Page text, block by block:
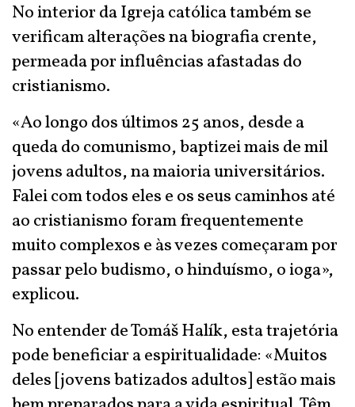
No interior da Igreja católica também se
verificam alterações na biografia crente,
permeada por influências afastadas do
cristianismo.
«Ao longo dos últimos 25 anos, desde a
queda do comunismo, baptizei mais de mil
jovens adultos, na maioria universitários.
Falei com todos eles e os seus caminhos até
ao cristianismo foram frequentemente
muito complexos e às vezes começaram por
passar pelo budismo, o hinduísmo, o ioga»,
explicou.
No entender de Tomáš Halík, esta trajetória
pode beneficiar a espiritualidade: «Muitos
deles [jovens batizados adultos] estão mais